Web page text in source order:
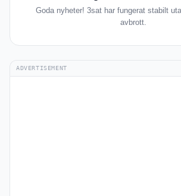
Goda nyheter! 3sat har fungerat stabilt
avbrott.
ADVERTISEMENT